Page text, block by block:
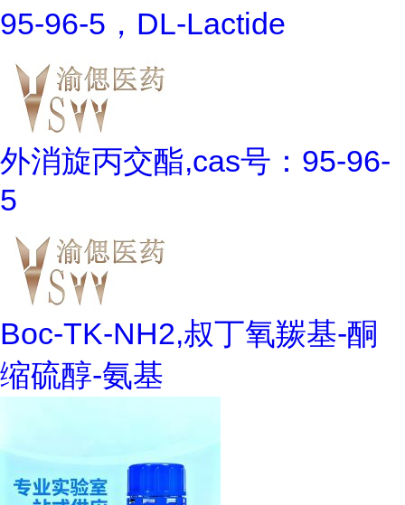
95-96-5，DL-Lactide
外消旋丙交酯,cas号：95-96-
5
Boc-TK-NH2,叔丁氧羰基-酮
缩硫醇-氨基